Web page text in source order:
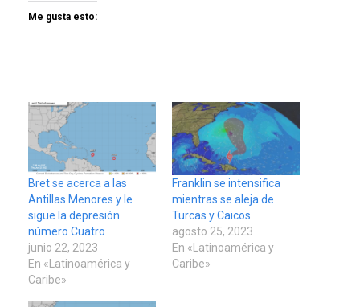
Me gusta esto:
Bret se acerca a las
Antillas Menores y le
sigue la depresión
número Cuatro
junio 22, 2023
En «Latinoamérica y
Caribe»
Franklin se intensifica
mientras se aleja de
Turcas y Caicos
agosto 25, 2023
En «Latinoamérica y
Caribe»